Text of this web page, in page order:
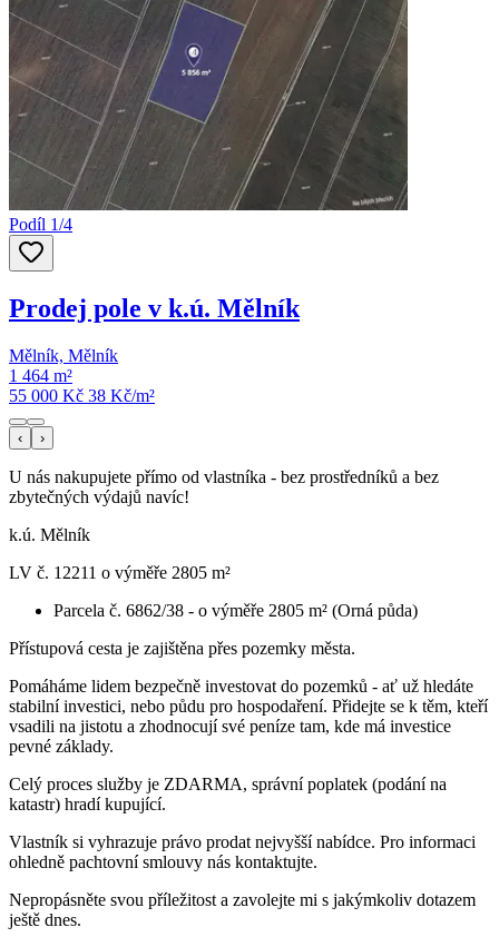
Podíl 1/4
Prodej pole v k.ú. Mělník
Mělník, Mělník
1 464 m²
55 000 Kč 38 Kč/m²
‹ ›
U nás nakupujete přímo od vlastníka - bez prostředníků a bez
zbytečných výdajů navíc!
k.ú. Mělník
LV č. 12211 o výměře 2805 m²
Parcela č. 6862/38 - o výměře 2805 m² (Orná půda)
Přístupová cesta je zajištěna přes pozemky města.
Pomáháme lidem bezpečně investovat do pozemků - ať už hledáte
stabilní investici, nebo půdu pro hospodaření. Přidejte se k těm, kteří
vsadili na jistotu a zhodnocují své peníze tam, kde má investice
pevné základy.
Celý proces služby je ZDARMA, správní poplatek (podání na
katastr) hradí kupující.
Vlastník si vyhrazuje právo prodat nejvyšší nabídce. Pro informaci
ohledně pachtovní smlouvy nás kontaktujte.
Nepropásněte svou příležitost a zavolejte mi s jakýmkoliv dotazem
ještě dnes.